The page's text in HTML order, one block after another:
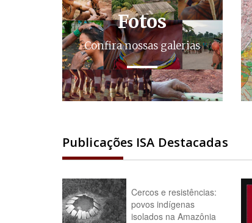
Fotos
Confira nossas galerias
Publicações ISA Destacadas
Cercos e resistências:
povos indígenas
isolados na Amazônia